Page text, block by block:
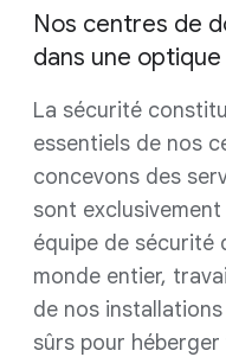
Nos centres de
dans une
La sécurité
essentiels de nos
concevons des
sont
équipe de sécurité
monde entier,
de nos
sûrs pour héberger